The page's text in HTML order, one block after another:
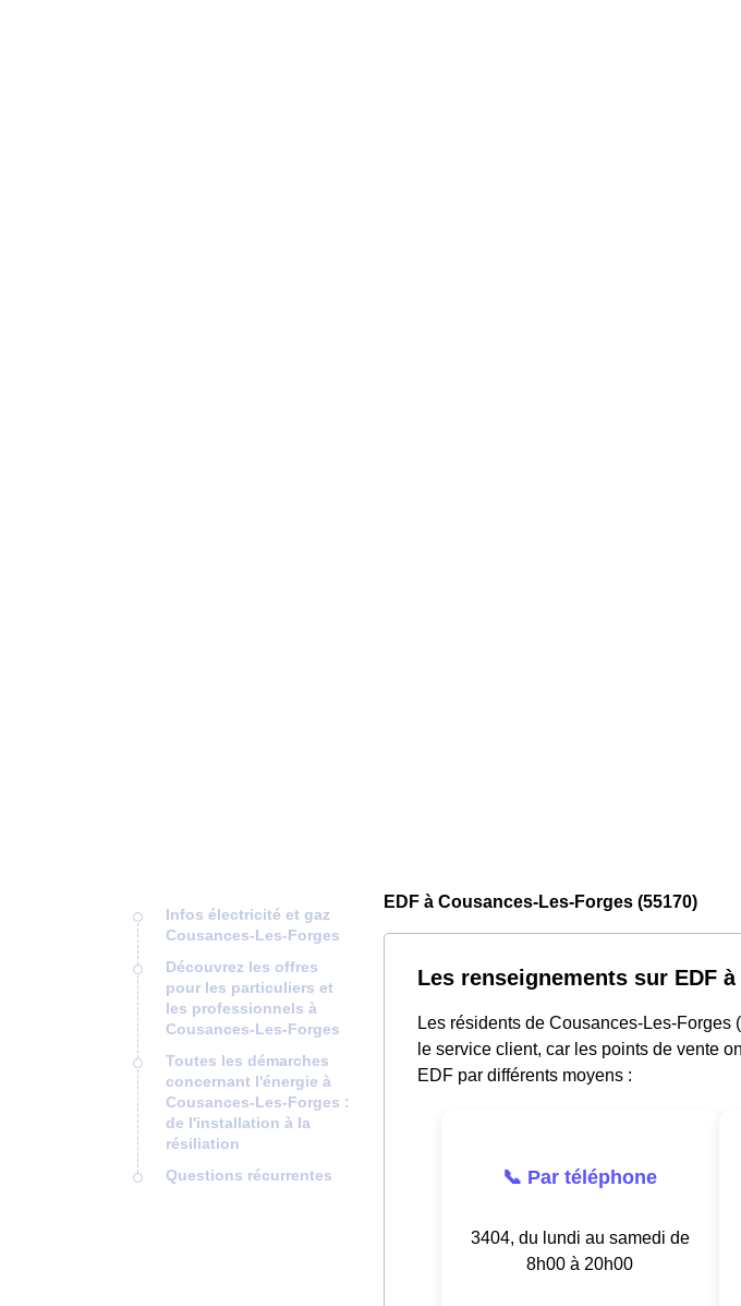
Infos électricité et gaz
Cousances-Les-Forges
Découvrez les offres
pour les particuliers et
les professionnels à
Cousances-Les-Forges
Toutes les démarches
concernant l'énergie à
Cousances-Les-Forges :
de l'installation à la
résiliation
Questions récurrentes
EDF à Cousances-Les-Forges (55170)
Les renseignements sur EDF
Les résidents de Cousances-Les-
le service client, car les points de vente
EDF par différents moyens :
📞 Par téléphone
3404, du lundi au samedi de
8h00 à 20h00